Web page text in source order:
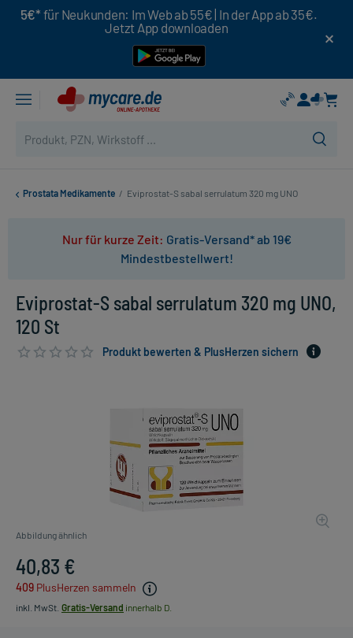
5€* für Neukunden: Im Web ab 55€ | In der App ab 35€.
Jetzt App downloaden
Prostata Medikamente / Eviprostat-S sabal serrulatum 320 mg UNO
Nur für kurze Zeit: Gratis-Versand* ab 19€
Mindestbestellwert!
Eviprostat-S sabal serrulatum 320 mg UNO,
120 St
Produkt bewerten & PlusHerzen sichern
Abbildung ähnlich
40,83 €
409 PlusHerzen sammeln
inkl. MwSt. Gratis-Versand innerhalb D.